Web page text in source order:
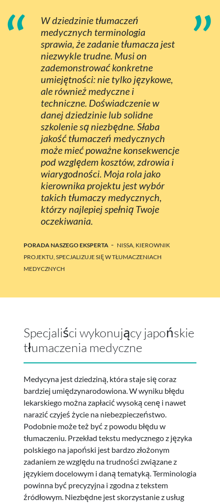
“
W dziedzinie tłumaczeń
medycznych terminologia
sprawia, że zadanie tłumacza jest
niezwykle trudne. Musi on
zademonstrować konkretne
umiejętności: nie tylko językowe,
ale również medyczne i
techniczne. Doświadczenie w
danej dziedzinie lub solidne
szkolenie są niezbędne. Słaba
jakość tłumaczeń medycznych
może mieć poważne konsekwencje
pod względem kosztów, zdrowia i
wiarygodności. Moja rola jako
kierownika projektu jest wybór
takich tłumaczy medycznych,
którzy najlepiej spełnią Twoje
oczekiwania.
”
PORADA NASZEGO EKSPERTA - NISSA, KIEROWNIK
PROJEKTU, SPECJALIZUJE SIĘ W TŁUMACZENIACH
MEDYCZNYCH
Specjaliści wykonujący japońskie
tłumaczenia medyczne
Medycyna jest dziedziną, która staje się coraz
bardziej umiędzynarodowiona. W wyniku błędu
lekarskiego można zapłacić wysoką cenę i nawet
narazić czyjeś życie na niebezpieczeństwo.
Podobnie może też być z powodu błędu w
tłumaczeniu. Przekład tekstu medycznego z języka
polskiego na japoński jest bardzo złożonym
zadaniem ze względu na trudności związane z
językiem docelowym i daną tematyką. Terminologia
powinna być precyzyjna i zgodna z tekstem
źródłowym. Niezbędne jest skorzystanie z usług